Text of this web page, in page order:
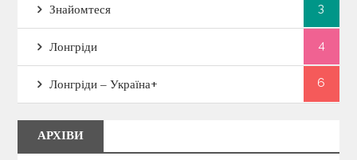
Знайомтеся 3
Лонгріди 4
Лонгріди – Україна+ 6
АРХІВИ